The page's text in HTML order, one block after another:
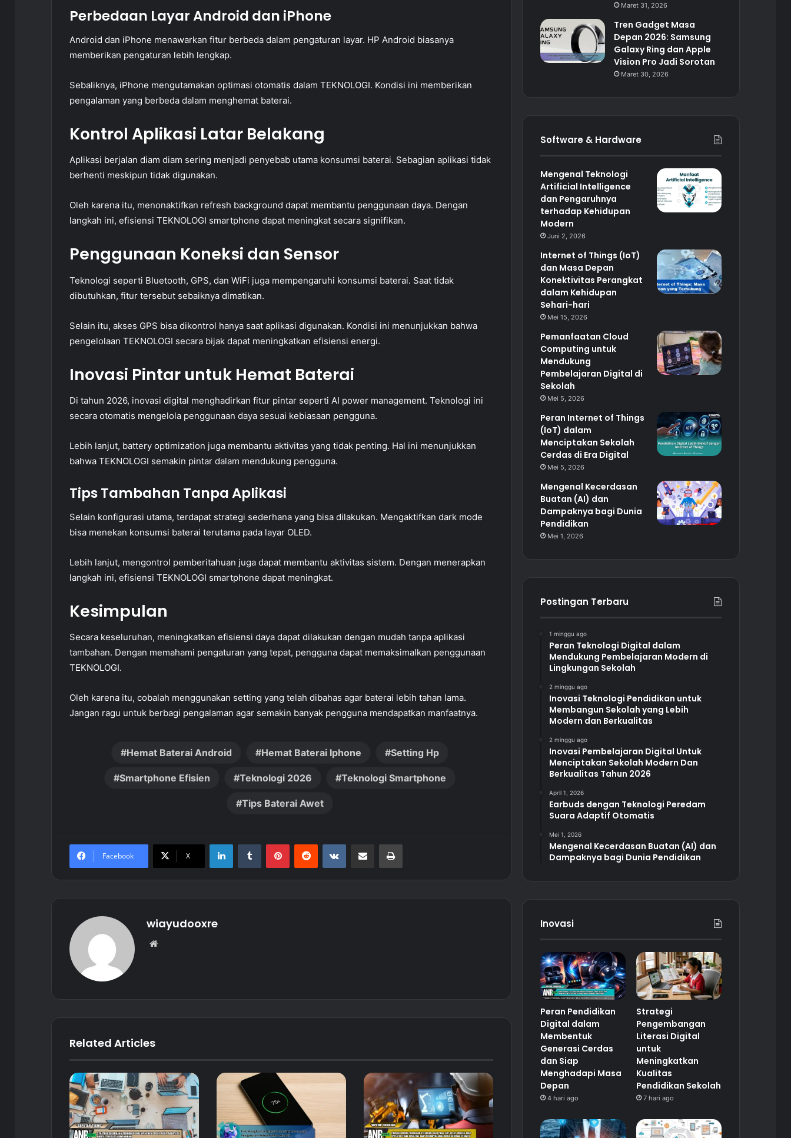
Perbedaan Layar Android dan iPhone
Android dan iPhone menawarkan fitur berbeda dalam pengaturan layar. HP Android biasanya
memberikan pengaturan lebih lengkap.
Sebaliknya, iPhone mengutamakan optimasi otomatis dalam TEKNOLOGI. Kondisi ini memberikan
pengalaman yang berbeda dalam menghemat baterai.
Kontrol Aplikasi Latar Belakang
Aplikasi berjalan diam diam sering menjadi penyebab utama konsumsi baterai. Sebagian aplikasi tidak
berhenti meskipun tidak digunakan.
Oleh karena itu, menonaktifkan refresh background dapat membantu penggunaan daya. Dengan
langkah ini, efisiensi TEKNOLOGI smartphone dapat meningkat secara signifikan.
Penggunaan Koneksi dan Sensor
Teknologi seperti Bluetooth, GPS, dan WiFi juga mempengaruhi konsumsi baterai. Saat tidak
dibutuhkan, fitur tersebut sebaiknya dimatikan.
Selain itu, akses GPS bisa dikontrol hanya saat aplikasi digunakan. Kondisi ini menunjukkan bahwa
pengelolaan TEKNOLOGI secara bijak dapat meningkatkan efisiensi energi.
Inovasi Pintar untuk Hemat Baterai
Di tahun 2026, inovasi digital menghadirkan fitur pintar seperti AI power management. Teknologi ini
secara otomatis mengelola penggunaan daya sesuai kebiasaan pengguna.
Lebih lanjut, battery optimization juga membantu aktivitas yang tidak penting. Hal ini menunjukkan
bahwa TEKNOLOGI semakin pintar dalam mendukung pengguna.
Tips Tambahan Tanpa Aplikasi
Selain konfigurasi utama, terdapat strategi sederhana yang bisa dilakukan. Mengaktifkan dark mode
bisa menekan konsumsi baterai terutama pada layar OLED.
Lebih lanjut, mengontrol pemberitahuan juga dapat membantu aktivitas sistem. Dengan menerapkan
langkah ini, efisiensi TEKNOLOGI smartphone dapat meningkat.
Kesimpulan
Secara keseluruhan, meningkatkan efisiensi daya dapat dilakukan dengan mudah tanpa aplikasi
tambahan. Dengan memahami pengaturan yang tepat, pengguna dapat memaksimalkan penggunaan
TEKNOLOGI.
Oleh karena itu, cobalah menggunakan setting yang telah dibahas agar baterai lebih tahan lama.
Jangan ragu untuk berbagi pengalaman agar semakin banyak pengguna mendapatkan manfaatnya.
Hemat Baterai Android Hemat Baterai Iphone Setting Hp
Smartphone Efisien Teknologi 2026 Teknologi Smartphone
Tips Baterai Awet
Facebook X
LinkedInTumblr PinterestReddit VKontakteShare via Email Print
wiayudooxre
Related Articles
Maret 31, 2026
Tren Gadget Masa
Depan 2026: Samsung
Galaxy Ring dan Apple
Vision Pro Jadi Sorotan
Maret 30, 2026
Software & Hardware
Mengenal Teknologi
Artificial Intelligence
dan Pengaruhnya
terhadap Kehidupan
Modern
Juni 2, 2026
Internet of Things (IoT)
dan Masa Depan
Konektivitas Perangkat
dalam Kehidupan
Sehari-hari
Mei 15, 2026
Pemanfaatan Cloud
Computing untuk
Mendukung
Pembelajaran Digital di
Sekolah
Mei 5, 2026
Peran Internet of Things
(IoT) dalam
Menciptakan Sekolah
Cerdas di Era Digital
Mei 5, 2026
Mengenal Kecerdasan
Buatan (AI) dan
Dampaknya bagi Dunia
Pendidikan
Mei 1, 2026
Postingan Terbaru
1 minggu ago
Peran Teknologi Digital dalam
Mendukung Pembelajaran Modern di
Lingkungan Sekolah
2 minggu ago
Inovasi Teknologi Pendidikan untuk
Membangun Sekolah yang Lebih
Modern dan Berkualitas
2 minggu ago
Inovasi Pembelajaran Digital Untuk
Menciptakan Sekolah Modern Dan
Berkualitas Tahun 2026
April 1, 2026
Earbuds dengan Teknologi Peredam
Suara Adaptif Otomatis
Mei 1, 2026
Mengenal Kecerdasan Buatan (AI) dan
Dampaknya bagi Dunia Pendidikan
Inovasi
Peran Pendidikan
Digital dalam
Membentuk
Generasi Cerdas
dan Siap
Menghadapi Masa
Depan
4 hari ago
Strategi
Pengembangan
Literasi Digital
untuk
Meningkatkan
Kualitas
Pendidikan Sekolah
7 hari ago